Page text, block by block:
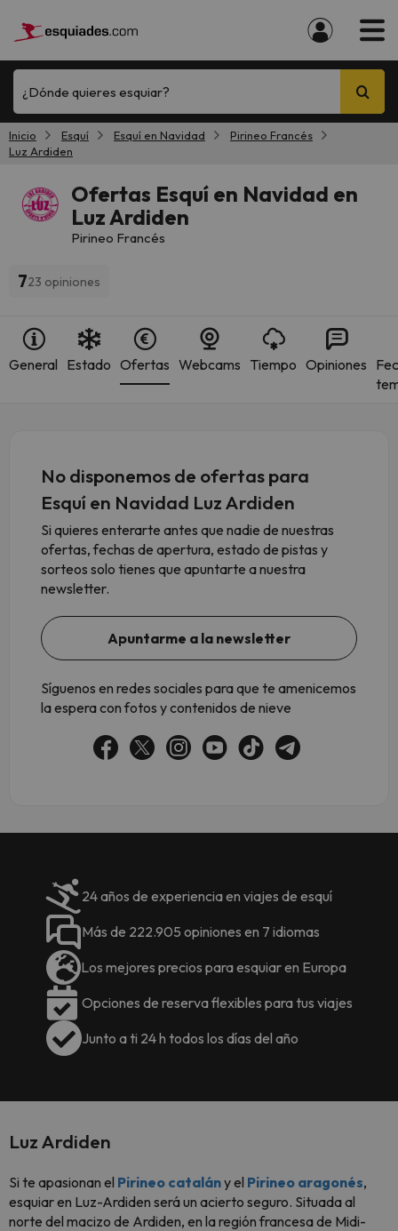
¿Dónde quieres esquiar?
Inicio Esquí Esquí en Navidad
Pirineo Francés
Luz Ardiden
Ofertas Esquí en Navidad en
Luz Ardiden
Pirineo Francés
723 opiniones
General Estado Ofertas Webcams Tiempo Opiniones
No disponemos de ofertas para
Esquí en Navidad Luz Ardiden
Si quieres enterarte antes que nadie de nuestras
ofertas, fechas de apertura, estado de pistas y
sorteos solo tienes que apuntarte a nuestra
newsletter.
Apuntarme a la newsletter
Síguenos en redes sociales para que te amenicemos
la espera con fotos y contenidos de nieve
24 años de experiencia en viajes de esquí
Más de 222.905 opiniones en 7 idiomas
Los mejores precios para esquiar en Europa
Opciones de reserva flexibles para tus viajes
Junto a ti 24 h todos los días del año
Luz Ardiden
Si te apasionan el Pirineo catalány el Pirineo aragonés,
esquiar en Luz-Ardiden será un acierto seguro. Situada al
norte del macizo de Ardiden, en la región francesa de Midi-